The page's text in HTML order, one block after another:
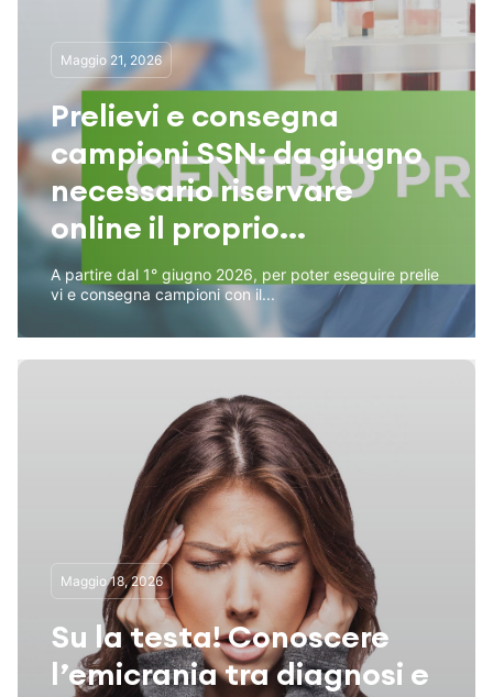
Maggio 21, 2026
Prelievi e consegna
campioni SSN: da giugno
necessario riservare
online il proprio...
A partire dal 1° giugno 2026, per poter eseguire prelie
vi e consegna campioni con il...
Maggio 18, 2026
Su la testa! Conoscere
l’emicrania tra diagnosi e